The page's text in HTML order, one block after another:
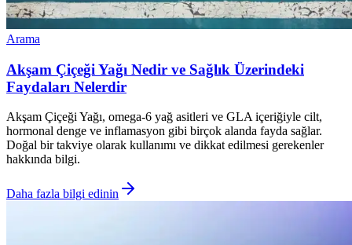
Arama
Akşam Çiçeği Yağı Nedir ve Sağlık Üzerindeki
Faydaları Nelerdir
Akşam Çiçeği Yağı, omega-6 yağ asitleri ve GLA içeriğiyle cilt,
hormonal denge ve inflamasyon gibi birçok alanda fayda sağlar.
Doğal bir takviye olarak kullanımı ve dikkat edilmesi gerekenler
hakkında bilgi.
Daha fazla bilgi edinin